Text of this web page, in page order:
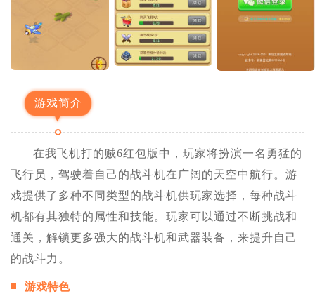
游戏简介
在我飞机打的贼6红包版中，玩家将扮演一名勇猛的
飞行员，驾驶着自己的战斗机在广阔的天空中航行。游
戏提供了多种不同类型的战斗机供玩家选择，每种战斗
机都有其独特的属性和技能。玩家可以通过不断挑战和
通关，解锁更多强大的战斗机和武器装备，来提升自己
的战斗力。
游戏特色